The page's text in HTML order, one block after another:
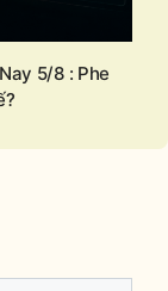
5/8 : Phe